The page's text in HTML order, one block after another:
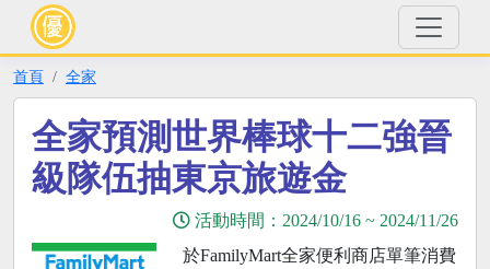
首頁 全家
全家預測世界棒球十二強晉
級隊伍抽東京旅遊金
活動時間： 2024/10/16 ~ 2024/11/26
於FamilyMart全家便利商店單筆消費